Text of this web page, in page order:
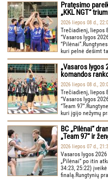
Pratęsimo
„KKL NGT“
2026 liepos 08 d.,
Trečiadienį, liepos
“Vasaros lygos
kuri pelnė dešimt
„Vasaros lygos
komandos
2026 liepos 08 d.,
Trečiadienį, liepos
“Vasaros lygos
“Team
kuri įgijo nežymų
BC „Pilėnai“
„Team 97“ ir
2026 liepos 07 d.,
Vasaros lygos
„Pilėnai“ po itin
34:23, 25:22)
finalą.Rungtynių